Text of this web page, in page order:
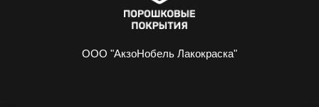
ООО "АкзоНобель Лакокраска"